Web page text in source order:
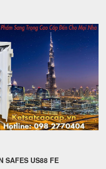
SAFES US88 FE